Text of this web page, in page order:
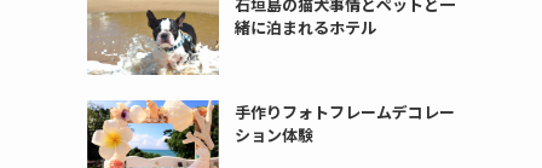
石垣島の猫犬事情とペットと一
緒に泊まれるホテル
手作りフォトフレームデコレー
ション体験